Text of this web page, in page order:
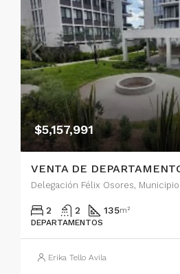
$5,157,991
2 2 135m²
DEPARTAMENTOS
Erika Tello Avila